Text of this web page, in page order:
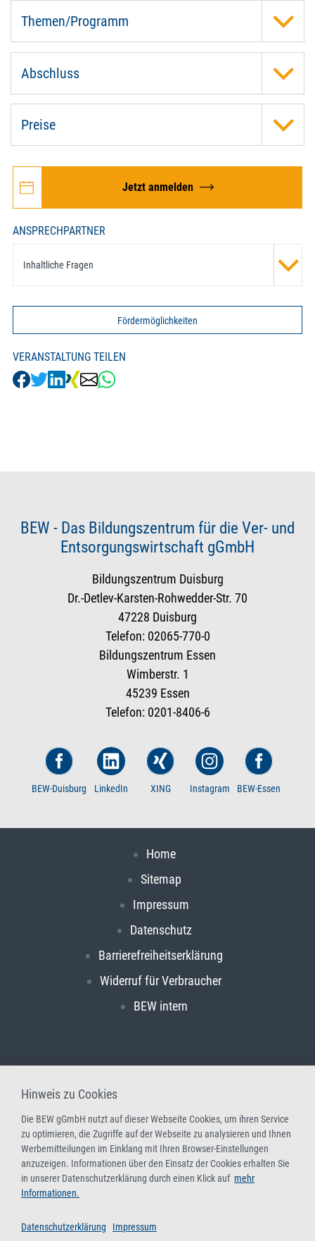
Themen/Programm
Abschluss
Preise
Jetzt anmelden
ANSPRECHPARTNER
Inhaltliche Fragen
Fördermöglichkeiten
VERANSTALTUNG TEILEN
BEW - Das Bildungszentrum für die Ver- und
Entsorgungswirtschaft gGmbH
Bildungszentrum Duisburg
Dr.-Detlev-Karsten-Rohwedder-Str. 70
47228 Duisburg
Telefon: 02065-770-0
Bildungszentrum Essen
Wimberstr. 1
45239 Essen
Telefon: 0201-8406-6
BEW-Duisburg LinkedIn XING Instagram BEW-Essen
Home
Sitemap
Impressum
Datenschutz
Barrierefreiheitserklärung
Widerruf für Verbraucher
BEW intern
Hinweis zu Cookies
Die BEW gGmbH nutzt auf dieser Webseite Cookies, um ihren Service
zu optimieren, die Zugriffe auf der Webseite zu analysieren und Ihnen
Werbemitteilungen im Einklang mit Ihren Browser-Einstellungen
anzuzeigen. Informationen über den Einsatz der Cookies erhalten Sie
in unserer Datenschutzerklärung durch einen Klick auf mehr
Informationen.
Datenschutzerklärung Impressum